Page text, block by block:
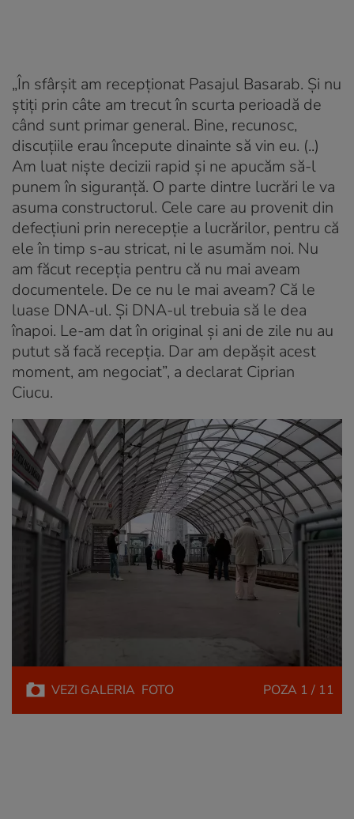
„În sfârșit am recepționat Pasajul Basarab. Și nu
știți prin câte am trecut în scurta perioadă de
când sunt primar general. Bine, recunosc,
discuțiile erau începute dinainte să vin eu. (..)
Am luat niște decizii rapid și ne apucăm să-l
punem în siguranță. O parte dintre lucrări le va
asuma constructorul. Cele care au provenit din
defecțiuni prin nerecepție a lucrărilor, pentru că
ele în timp s-au stricat, ni le asumăm noi. Nu
am făcut recepția pentru că nu mai aveam
documentele. De ce nu le mai aveam? Că le
luase DNA-ul. Și DNA-ul trebuia să le dea
înapoi. Le-am dat în original și ani de zile nu au
putut să facă recepția. Dar am depășit acest
moment, am negociat”, a declarat Ciprian
Ciucu.
VEZI GALERIA FOTO POZA 1 / 11